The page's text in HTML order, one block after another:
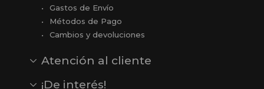
Gastos de Envío
Métodos de Pago
Cambios y devoluciones
Atención al cliente
Opiniones
Reseñas en Google
¡De interés!